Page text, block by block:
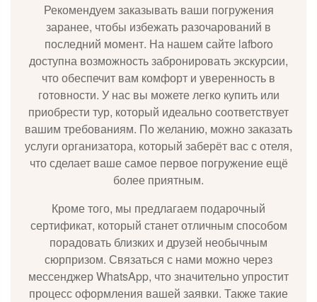
Рекомендуем заказывать ваши погружения
заранее, чтобы избежать разочарований в
последний момент. На нашем сайте lafboro
доступна возможность забронировать экскурсии,
что обеспечит вам комфорт и уверенность в
готовности. У нас вы можете легко купить или
приобрести тур, который идеально соответствует
вашим требованиям. По желанию, можно заказать
услуги организатора, который заберёт вас с отеля,
что сделает ваше самое первое погружение ещё
более приятным.
Кроме того, мы предлагаем подарочный
сертификат, который станет отличным способом
порадовать близких и друзей необычным
сюрпризом. Связаться с нами можно через
мессенджер WhatsApp, что значительно упростит
процесс оформления вашей заявки. Также такие